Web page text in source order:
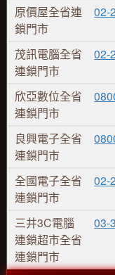
原價屋全省連
鎖門市
02-
茂訊電腦全省
連鎖門市
02-
欣亞數位全省
連鎖門市
良興電子全省
連鎖門市
全國電子全省
連鎖門市
02-
三井3C電腦
連鎖超市全省
連鎖門市
03-